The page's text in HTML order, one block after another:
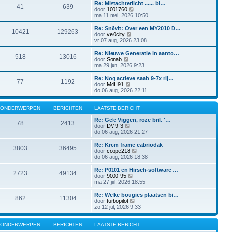
i
c
h
t
e
e
r
i
h
t
a
t
s
e
b
e
r
i
c
h
t
i
k
a
t
s
e
e
r
i
h
t
41 639
Re: Mistachterlicht ...... bl…
door 1001760
e
k
i
k
a
t
s
e
e
r
c
t
ma 11 mei, 2026 10:50
10421 129263
Re: Snövit: Over een MY2010 D…
door vel0city
e
k
i
k
a
t
s
t
e
b
r
i
c
t
vr 07 aug, 2026 23:08
518 13016
Re: Nieuwe Generatie in aanto…
door Sonab
e
k
i
j
k
a
a
t
s
t
e
r
i
c
t
ma 29 jun, 2026 9:23
77 1192
Re: Nog actieve saab 9-7x rij…
door MdH91
e
k
i
j
k
l
a
t
s
t
e
e
r
i
c
t
do 06 aug, 2026 22:11
ONDERWERPEN BERICHTEN LAATSTE BERICHT
78 2413
Re: Gele Viggen, roze bril. '…
door DV 9-3
e
k
i
k
a
a
t
s
e
b
e
r
c
do 06 aug, 2026 21:27
3803 36495
Re: Krom frame cabriodak
door coppe218
e
k
i
k
a
t
s
t
e
b
do 06 aug, 2026 18:38
2723 49134
Re: P0101 en Hirsch-software …
door 9000-95
e
k
i
j
k
a
a
t
ma 27 jul, 2026 18:55
862 11304
Re: Welke bougies plaatsen bi…
door turbopilot
e
k
i
j
k
zo 12 jul, 2026 9:33
ONDERWERPEN BERICHTEN LAATSTE BERICHT